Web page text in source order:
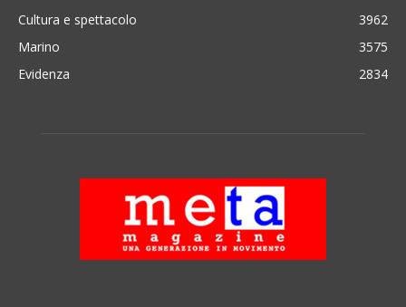
Cultura e spettacolo
3962
Marino
3575
Evidenza
2834